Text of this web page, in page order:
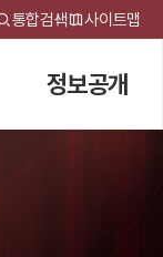
통합검색 사이트맵
정보공개